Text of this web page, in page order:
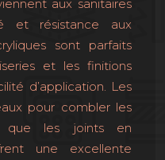
aux sanitaires
et résistance aux
sont parfaits
et les finitions
d’application. Les
pour combler les
que les joints en
une excellente